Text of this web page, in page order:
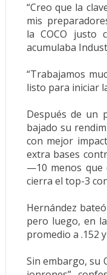
“Creo que la
mis
laCOCO justo
acumulaba
“Trabajamos
listo para iniciar
Después de un
bajado su
con mejor
extra bases
—10 menos que
cierra el top-3
Hernández
pero luego, en
promedio a .152
Sin embargo, su